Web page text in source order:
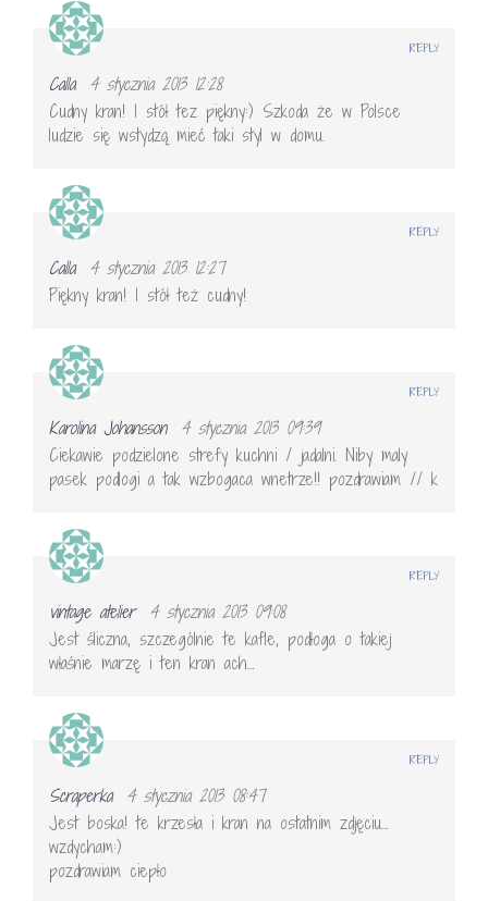
Calla
4 stycznia 2013 12:28
Cudny kran! I stół tez piękny:) Szkoda że w Polsce
ludzie się wstydzą mieć taki styl w domu.
REPLY
Calla
4 stycznia 2013 12:27
Piękny kran! I stół też cudny!
REPLY
Karolina Johansson
4 stycznia 2013 09:39
Ciekawie podzielone strefy kuchni / jadalni. Niby maly
pasek podlogi a tak wzbogaca wnetrze!! pozdrawiam // k
REPLY
vintage atelier
4 stycznia 2013 09:08
Jest śliczna, szczególnie te kafle, podłoga o takiej
właśnie marzę i ten kran ach…
REPLY
Scraperka
4 stycznia 2013 08:47
Jest boska! te krzesła i kran na ostatnim zdjęciu…
wzdycham:)
pozdrawiam ciepło
REPLY